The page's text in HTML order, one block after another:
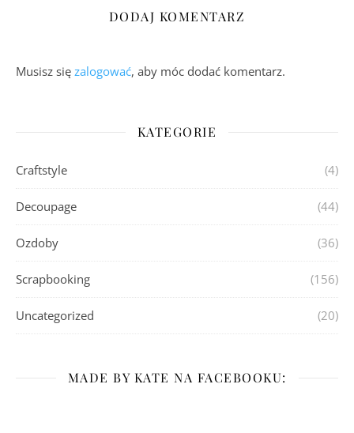
DODAJ KOMENTARZ
Musisz się zalogować, aby móc dodać komentarz.
KATEGORIE
Craftstyle (4)
Decoupage (44)
Ozdoby (36)
Scrapbooking (156)
Uncategorized (20)
MADE BY KATE NA FACEBOOKU: